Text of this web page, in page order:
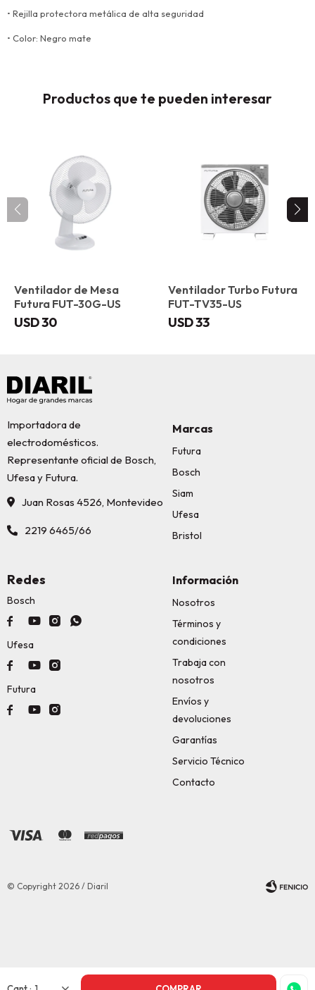
• Rejilla protectora metálica de alta seguridad
• Color: Negro mate
Productos que te pueden interesar
Ventilador de Mesa
Futura FUT-30G-US
USD30
Ventilador Turbo Futura
FUT-TV35-US
USD33
Importadora de
electrodomésticos.
Representante oficial de Bosch,
Ufesa y Futura.
Juan Rosas 4526, Montevideo
2219 6465/66
Marcas
Futura
Bosch
Siam
Ufesa
Bristol
Información
Nosotros
Términos y
condiciones
Trabaja con
nosotros
Envíos y
devoluciones
Garantías
Servicio Técnico
Contacto
Redes
Bosch
   
Ufesa
  
Futura
  
© Copyright 2026 / Diaril
Fenicio